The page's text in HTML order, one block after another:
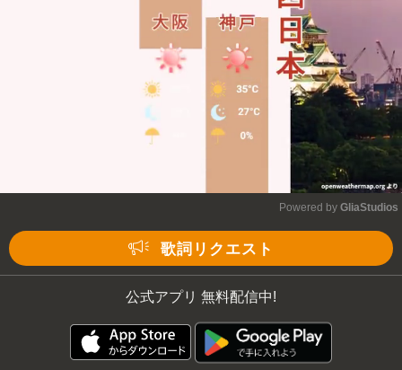
Mute
Powered by GliaStudios
歌詞リクエスト
公式アプリ 無料配信中!